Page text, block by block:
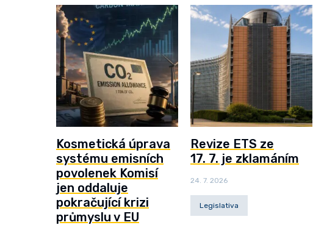
Kosmetická úprava
systému emisních
povolenek Komisí
jen oddaluje
pokračující krizi
průmyslu v EU
Revize ETS ze
17. 7. je zklamáním
24. 7. 2026
Legislativa